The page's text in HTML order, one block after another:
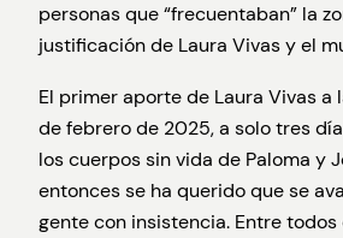
personas que “frecuentaban” la
justificación de Laura Vivas y el
El primer aporte de Laura Vivas a
de febrero de 2025, a solo tres
los cuerpos sin vida de Paloma y
entonces se ha querido que se
gente con insistencia. Entre todos